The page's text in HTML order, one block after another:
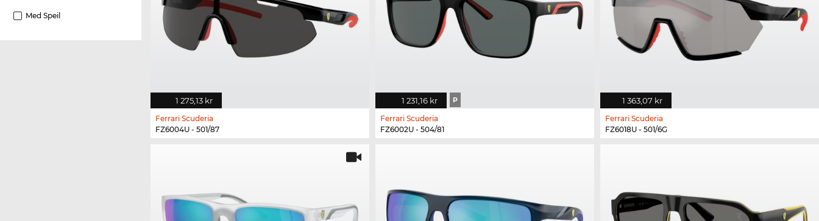
Med Speil
1 275,13 kr
Ferrari Scuderia
FZ6004U - 501/87
1 231,16 kr P
Ferrari Scuderia
FZ6002U - 504/81
1 363,07 kr
Ferrari Scuderia
FZ6018U - 501/6G